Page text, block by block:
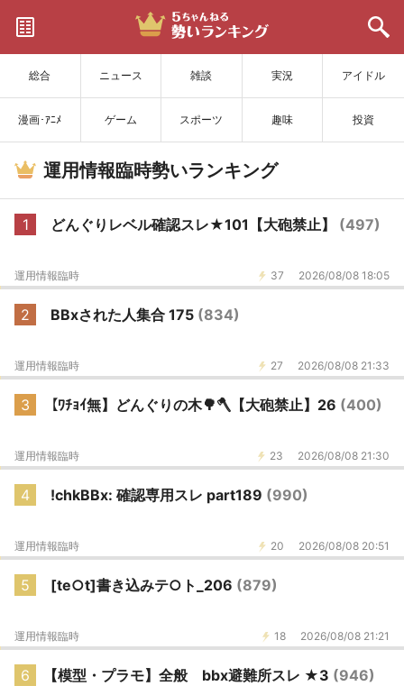
総合 ニュース 雑談 実況 アイドル
漫画･ｱﾆﾒ ゲーム スポーツ 趣味 投資
サイトを更新
運用情報臨時勢いランキング
1 どんぐりレベル確認スレ★101【大砲禁止】 (497)
37 2026/08/08 18:05
運用情報臨時
2 BBxされた人集合 175 (834)
27 2026/08/08 21:33
運用情報臨時
3 【ﾜﾁｮｲ無】どんぐりの木🌳🪓【大砲禁止】26 (400)
23 2026/08/08 21:30
運用情報臨時
4 !chkBBx: 確認専用スレ part189 (990)
20 2026/08/08 20:51
運用情報臨時
5 [te○t]書き込みテ○ト_206 (879)
18 2026/08/08 21:21
運用情報臨時
6 【模型・プラモ】全般 bbx避難所スレ ★3 (946)